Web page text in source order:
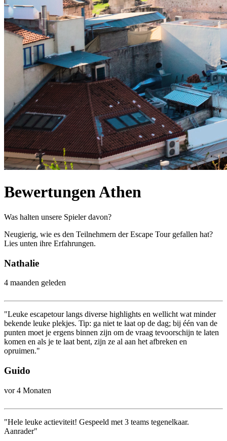
Bewertungen Athen
Was halten unsere Spieler davon?
Neugierig, wie es den Teilnehmern der Escape Tour gefallen hat?
Lies unten ihre Erfahrungen.
Nathalie
4 maanden geleden
"Leuke escapetour langs diverse highlights en wellicht wat minder
bekende leuke plekjes. Tip: ga niet te laat op de dag; bij één van de
punten moet je ergens binnen zijn om de vraag tevoorschijn te laten
komen en als je te laat bent, zijn ze al aan het afbreken en
opruimen."
Guido
vor 4 Monaten
"Hele leuke actieviteit! Gespeeld met 3 teams tegenelkaar.
Aanrader"